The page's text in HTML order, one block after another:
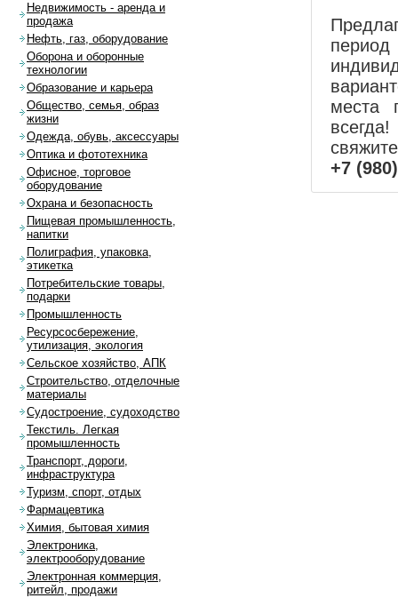
места
+7
Недвижимость - аренда и
продажа
Нефть, газ, оборудование
Оборона и оборонные
технологии
Образование и карьера
Общество, семья, образ
жизни
Одежда, обувь, аксессуары
Оптика и фототехника
Офисное, торговое
оборудование
Охрана и безопасность
Пищевая промышленность,
напитки
Полиграфия, упаковка,
этикетка
Потребительские товары,
подарки
Промышленность
Ресурсосбережение,
утилизация, экология
Сельское хозяйство, АПК
Строительство, отделочные
материалы
Судостроение, судоходство
Текстиль. Легкая
промышленность
Транспорт, дороги,
инфраструктура
Туризм, спорт, отдых
Фармацевтика
Химия, бытовая химия
Электроника,
электрооборудование
Электронная коммерция,
ритейл, продажи